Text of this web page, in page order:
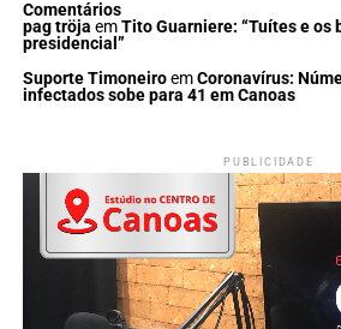
Comentários
pag tröja emTito Guarniere: “Tuítes e os
presidencial”
Suporte TimoneiroemCoronavírus:
infectados sobe para 41 em Canoas
PUBLICIDADE